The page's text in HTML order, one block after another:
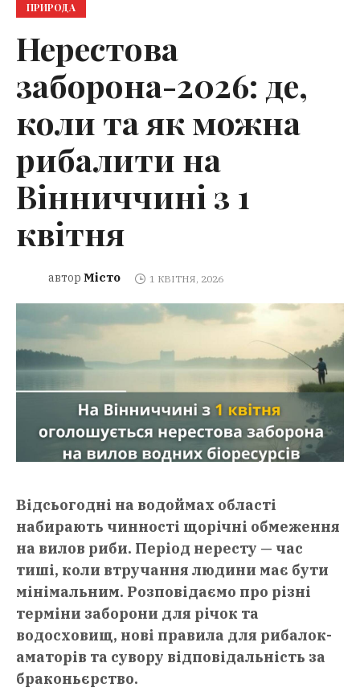
ПРИРОДА
Нерестова
заборона-2026: де,
коли та як можна
рибалити на
Вінниччині з 1
квітня
автор Місто 1 КВІТНЯ, 2026
Відсьогодні на водоймах області
набирають чинності щорічні обмеження
на вилов риби. Період нересту — час
тиші, коли втручання людини має бути
мінімальним. Розповідаємо про різні
терміни заборони для річок та
водосховищ, нові правила для рибалок-
аматорів та сувору відповідальність за
браконьєрство.